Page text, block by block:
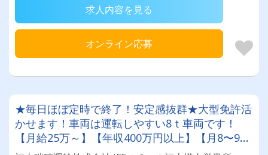
求人内容を見る
オンライン応募
★毎日ほぼ定時で終了！安定感抜群★大型免許活
かせます！車両は運転しやすい8ｔ車両です！
【月給25万～】【年収400万円以上】【月8〜9日
休み（シフト制）】【会社負担の資格取得制度も